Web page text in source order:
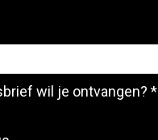
wil je ontvangen? *